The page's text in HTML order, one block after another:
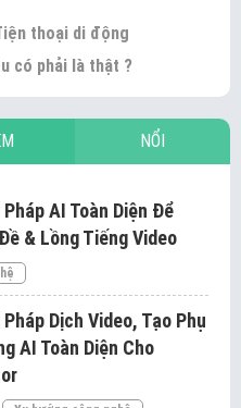
thoại di động
có phải là thật ?
NỔI
AI Toàn Diện Để
& Lồng Tiếng Video
Dịch Video, Tạo Phụ
AI Toàn Diện Cho